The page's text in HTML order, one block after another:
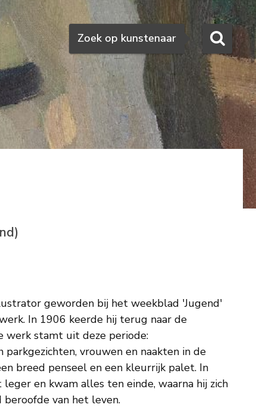
Zoeken
Zoek op kunstenaar
van het leven.